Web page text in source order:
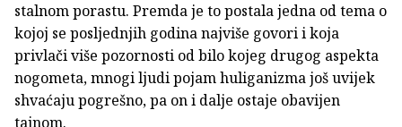
stalnom porastu. Premda je to postala jedna od tema o
kojoj se posljednjih godina najviše govori i koja
privlači više pozornosti od bilo kojeg drugog aspekta
nogometa, mnogi ljudi pojam huliganizma još uvijek
shvaćaju pogrešno, pa on i dalje ostaje obavijen
tajnom.